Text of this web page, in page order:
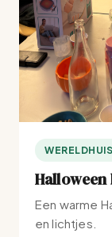
Halloween
Een warme
en lichtjes.